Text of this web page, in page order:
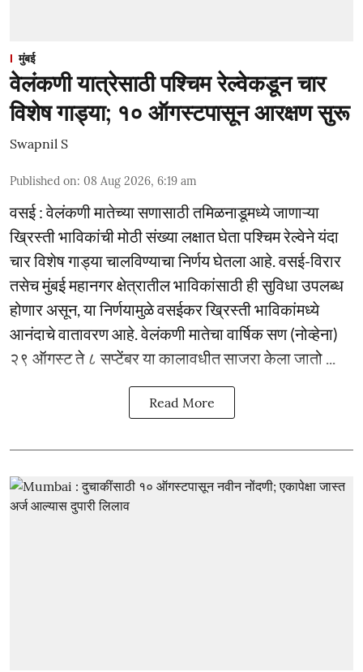
मुंबई
वेलंकणी यात्रेसाठी पश्चिम रेल्वेकडून चार
विशेष गाड्या; १० ऑगस्टपासून आरक्षण सुरू
Swapnil S
Published on: 08 Aug 2026, 6:19 am
वसई : वेलंकणी मातेच्या सणासाठी तमिळनाडूमध्ये जाणाऱ्या
ख्रिस्ती भाविकांची मोठी संख्या लक्षात घेता पश्चिम रेल्वेने यंदा
चार विशेष गाड्या चालविण्याचा निर्णय घेतला आहे. वसई-विरार
तसेच मुंबई महानगर क्षेत्रातील भाविकांसाठी ही सुविधा उपलब्ध
होणार असून, या निर्णयामुळे वसईकर ख्रिस्ती भाविकांमध्ये
आनंदाचे वातावरण आहे. वेलंकणी मातेचा वार्षिक सण (नोव्हेना)
२९ ऑगस्ट ते ८ सप्टेंबर या कालावधीत साजरा केला जातो ...
Read More